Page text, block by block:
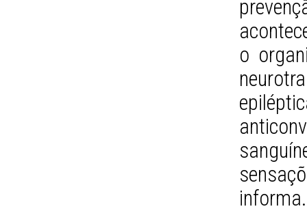
o
informa.